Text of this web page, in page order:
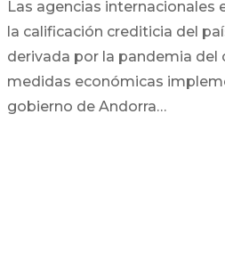
Las agencias internacionales
la calificación crediticia del
derivada por la pandemia del
medidas económicas
gobierno de Andorra…